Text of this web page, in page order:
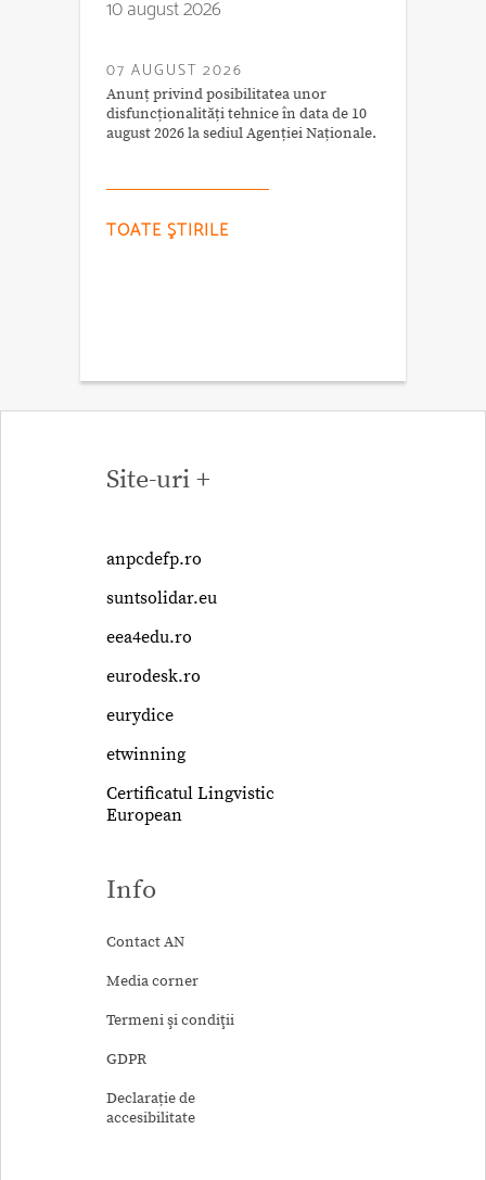
10 august 2026
07 AUGUST 2026
Anunț privind posibilitatea unor
disfuncționalități tehnice în data de 10
august 2026 la sediul Agenției Naționale.
TOATE ŞTIRILE
Site-uri +
anpcdefp.ro
suntsolidar.eu
eea4edu.ro
eurodesk.ro
eurydice
etwinning
Certificatul Lingvistic
European
Info
Contact AN
Media corner
Termeni şi condiţii
GDPR
Declarație de
accesibilitate